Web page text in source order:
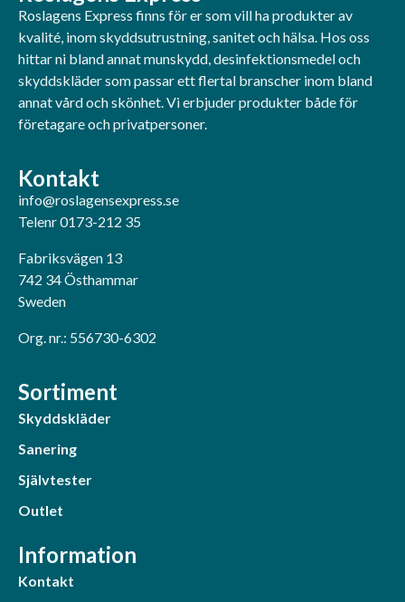
Roslagens Express finns för er som vill ha produkter av
kvalité, inom skyddsutrustning, sanitet och hälsa. Hos oss
hittar ni bland annat munskydd, desinfektionsmedel och
skyddskläder som passar ett flertal branscher inom bland
annat vård och skönhet. Vi erbjuder produkter både för
företagare och privatpersoner.
Kontakt
info@roslagensexpress.se
Telenr 0173-212 35
Fabriksvägen 13
742 34 Östhammar
Sweden
Org. nr.: 556730-6302
Sortiment
Skyddskläder
Sanering
Självtester
Outlet
Information
Kontakt